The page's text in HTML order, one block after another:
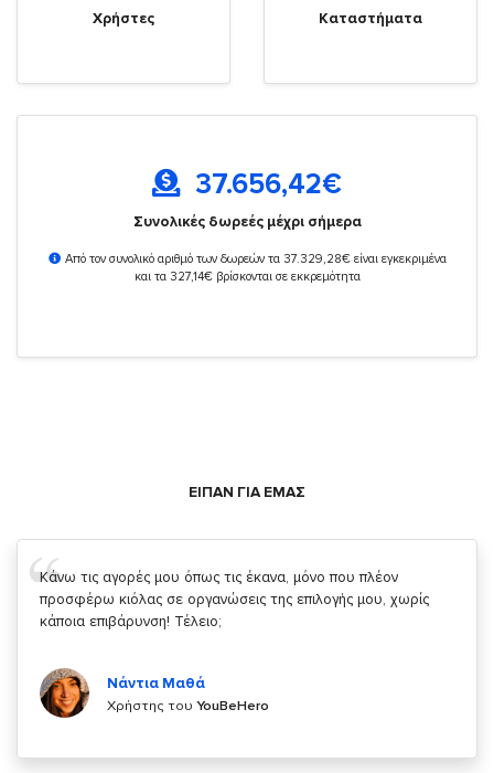
Χρήστες Καταστήματα
37.656,42€
Συνολικές δωρεές μέχρι σήμερα
Από τον συνολικό αριθμό των δωρεών τα 37.329,28€ είναι εγκεκριμένα
και τα 327,14€ βρίσκονται σε εκκρεμότητα
ΕΙΠΑΝ ΓΙΑ ΕΜΑΣ
Σας ευχαριστώ που μας δίνετε την δυνατότητα να κάνουμε
κάτι!
Χρήστης τουYouBeHero